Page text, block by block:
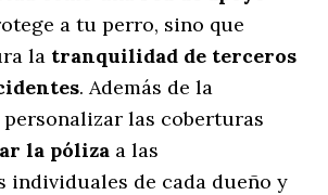
a tu perro, sino que
la tranquilidad de terceros
. Además de la
las coberturas
la póliza a las
individuales de cada dueño y